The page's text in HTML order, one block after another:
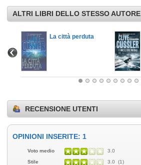
ALTRI LIBRI DELLO STESSO AUTORE
La città perduta
RECENSIONE UTENTI
OPINIONI INSERITE: 1
Voto medio
3.0
Stile
3.0 (1)